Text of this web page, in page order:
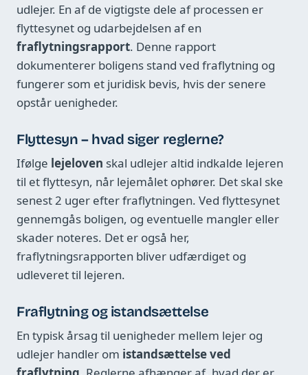
udlejer. En af de vigtigste dele af processen er
flyttesynet og udarbejdelsen af en
fraflytningsrapport. Denne rapport
dokumenterer boligens stand ved fraflytning og
fungerer som et juridisk bevis, hvis der senere
opstår uenigheder.
Flyttesyn – hvad siger reglerne?
Ifølge lejeloven skal udlejer altid indkalde lejeren
til et flyttesyn, når lejemålet ophører. Det skal ske
senest 2 uger efter fraflytningen. Ved flyttesynet
gennemgås boligen, og eventuelle mangler eller
skader noteres. Det er også her,
fraflytningsrapporten bliver udfærdiget og
udleveret til lejeren.
Fraflytning og istandsættelse
En typisk årsag til uenigheder mellem lejer og
udlejer handler om istandsættelse ved